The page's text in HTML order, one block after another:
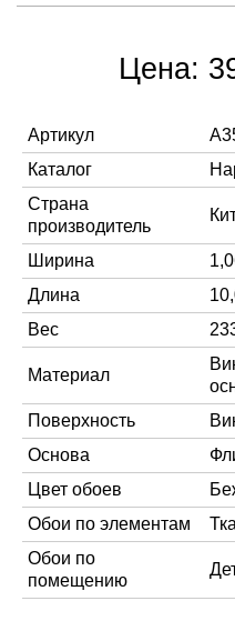
Цена:
Артикул
Каталог
Страна
производитель
Ширина
Длина
Вес
Материал
Поверхность
Основа
Цвет обоев
Обои по элементам
Обои по
помещению